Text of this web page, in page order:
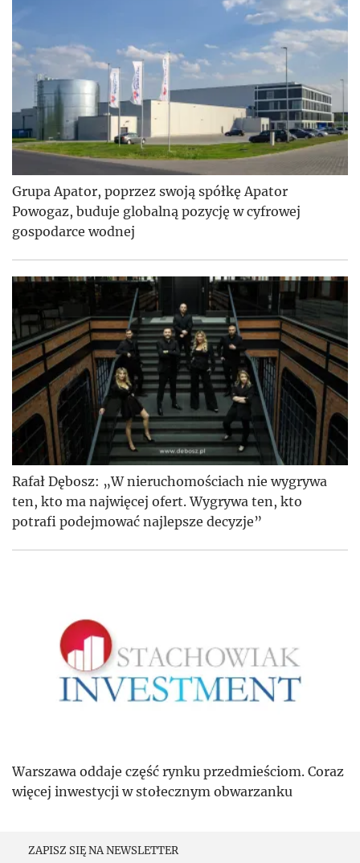
Grupa Apator, poprzez swoją spółkę Apator
Powogaz, buduje globalną pozycję w cyfrowej
gospodarce wodnej
Rafał Dębosz: „W nieruchomościach nie wygrywa
ten, kto ma najwięcej ofert. Wygrywa ten, kto
potrafi podejmować najlepsze decyzje”
Warszawa oddaje część rynku przedmieściom. Coraz
więcej inwestycji w stołecznym obwarzanku
ZAPISZ SIĘ NA NEWSLETTER